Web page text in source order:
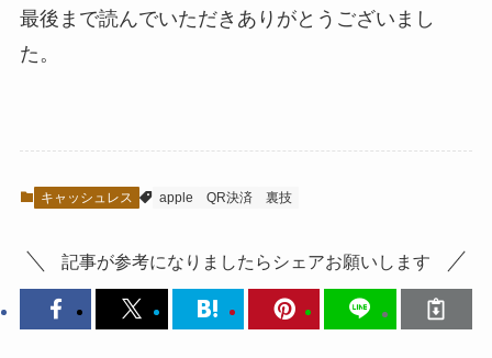
最後まで読んでいただきありがとうございまし
た。
キャッシュレス apple QR決済 裏技
記事が参考になりましたらシェアお願いします